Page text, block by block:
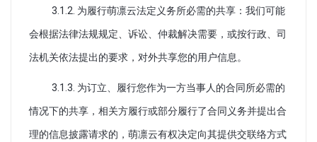
3.1.2. 为履行萌凛云法定义务所必需的共享：我们可能
会根据法律法规规定、诉讼、仲裁解决需要，或按行政、司
法机关依法提出的要求，对外共享您的用户信息。
3.1.3. 为订立、履行您作为一方当事人的合同所必需的
情况下的共享，相关方履行或部分履行了合同义务并提出合
理的信息披露请求的，萌凛云有权决定向其提供交联络方式